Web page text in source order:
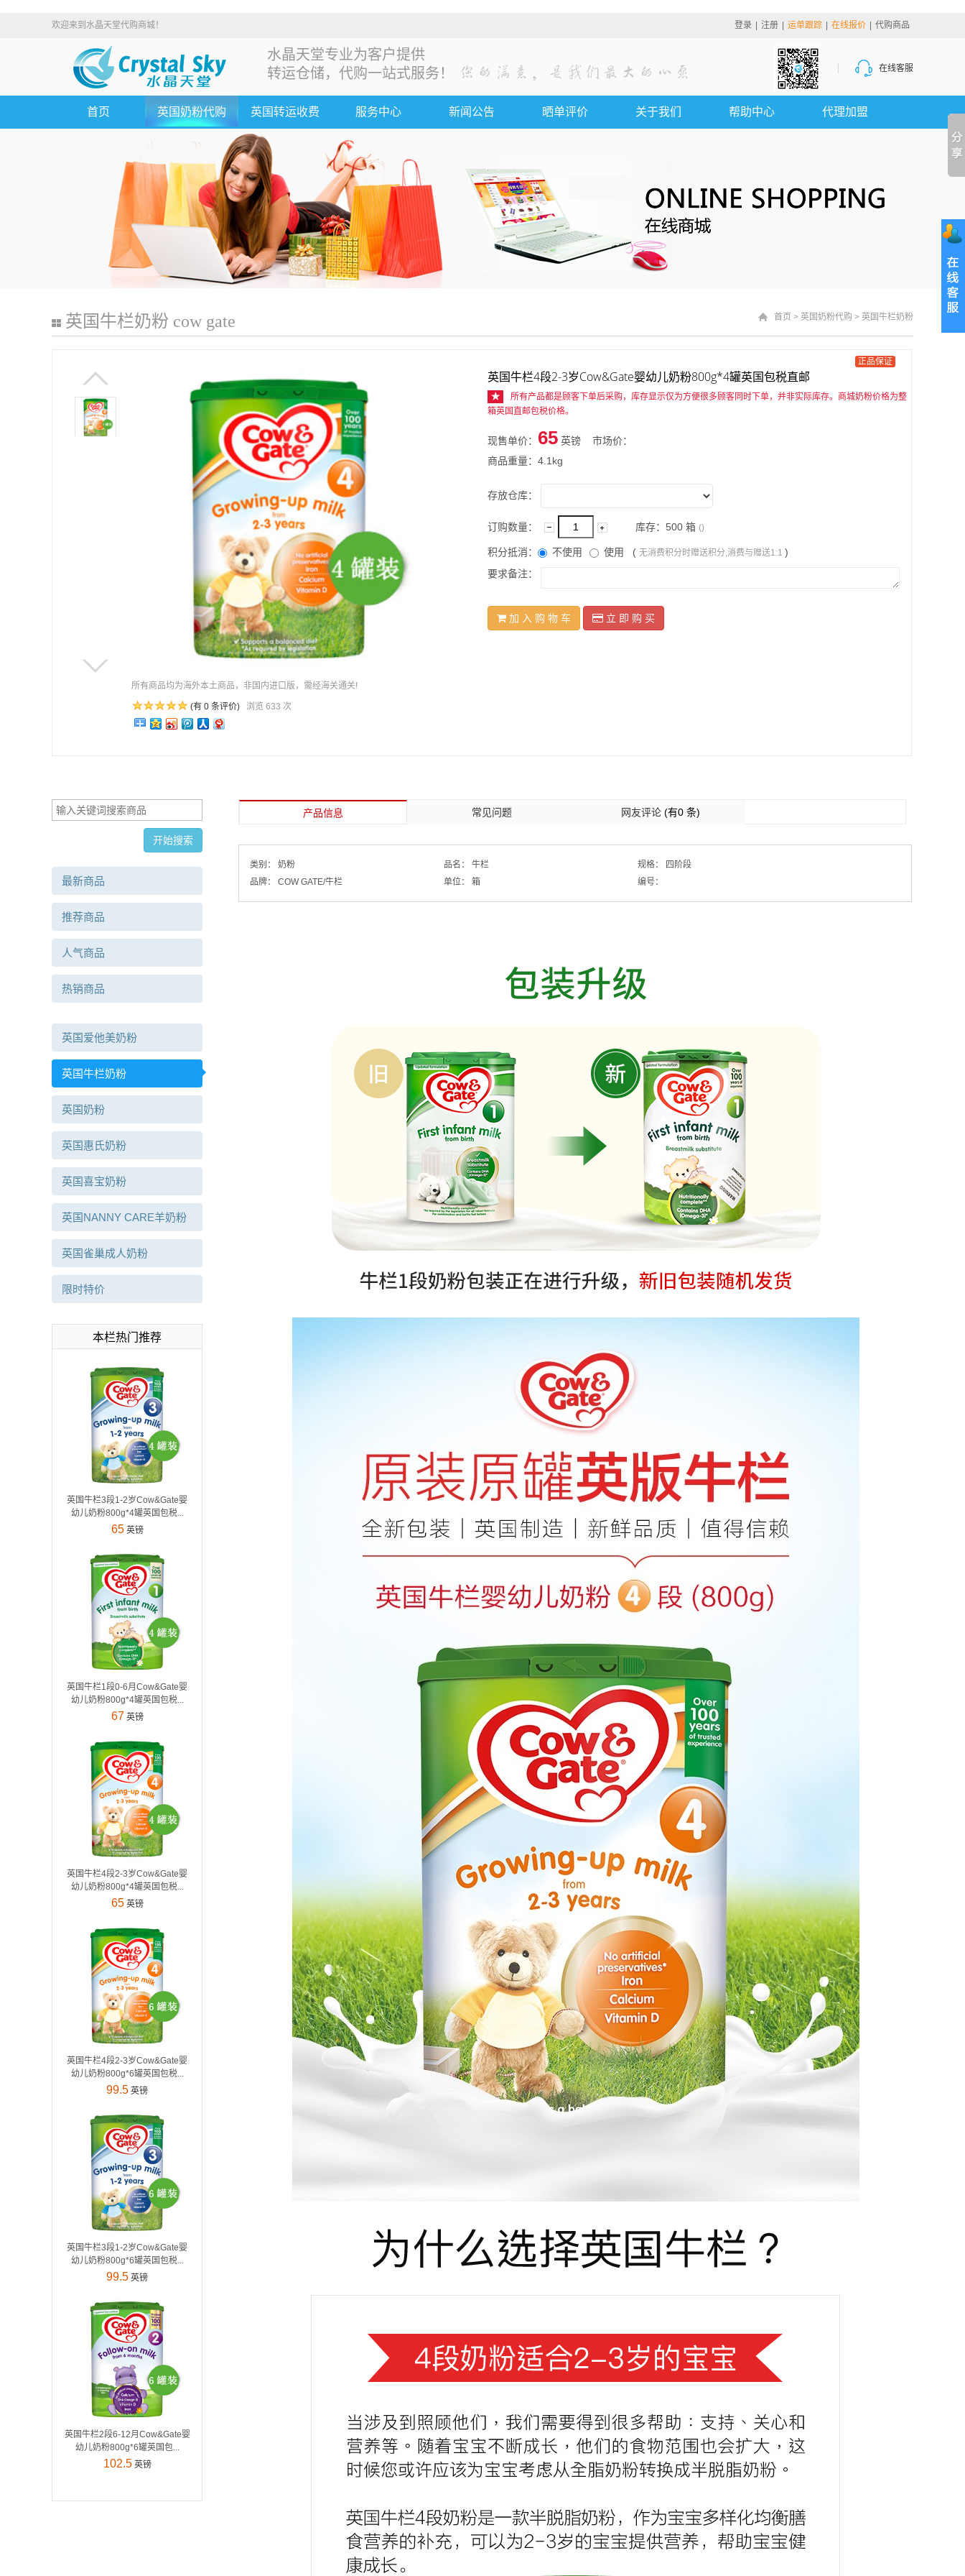
欢迎来到水晶天堂代购商城！ 登录 注册 运单跟踪 在线报价 代购商品
水晶天堂专业为客户提供
转运仓储，代购一站式服务！
在线客服
首页 英国奶粉代购 英国转运收费 服务中心 新闻公告 晒单评价 关于我们 帮助中心 代理加盟
首页 > 英国奶粉代购 > 英国牛栏奶粉
英国牛栏奶粉 cow gate
所有商品均为海外本土商品，非国内进口版，需经海关通关!
(有 0 条评价) 浏览 633 次
英国牛栏4段2-3岁Cow&Gate婴幼儿奶粉800g*4罐英国包税直邮
正品保证
★
所有产品都是顾客下单后采购，库存显示仅为方便很多顾客同时下单，并非实际库存。商城奶粉价格为整
箱英国直邮包税价格。
现售单价： 65 英镑 市场价：
商品重量：4.1kg
存放仓库：
订购数量： 库存：500 箱 ()
积分抵消： 不使用 使用 ( 无消费积分时赠送积分,消费与赠送1:1 )
要求备注：
加 入 购 物 车 立 即 购 买
最新商品
推荐商品
人气商品
热销商品
英国爱他美奶粉
英国牛栏奶粉
英国奶粉
英国惠氏奶粉
英国喜宝奶粉
英国NANNY CARE羊奶粉
英国雀巢成人奶粉
限时特价
本栏热门推荐
英国牛栏3段1-2岁Cow&Gate婴
幼儿奶粉800g*4罐英国包税...
65英镑
英国牛栏1段0-6月Cow&Gate婴
幼儿奶粉800g*4罐英国包税...
67 英镑
英国牛栏4段2-3岁Cow&Gate婴
幼儿奶粉800g*4罐英国包税...
65英镑
英国牛栏4段2-3岁Cow&Gate婴
幼儿奶粉800g*6罐英国包税...
99.5 英镑
英国牛栏3段1-2岁Cow&Gate婴
幼儿奶粉800g*6罐英国包税...
99.5 英镑
英国牛栏2段6-12月Cow&Gate婴
幼儿奶粉800g*6罐英国包...
102.5英镑
产品信息 常见问题 网友评论(有0 条)
类别： 奶粉 品名： 牛栏 规格：
四阶段
品牌：
COW GATE/牛栏 单位： 箱 编号：